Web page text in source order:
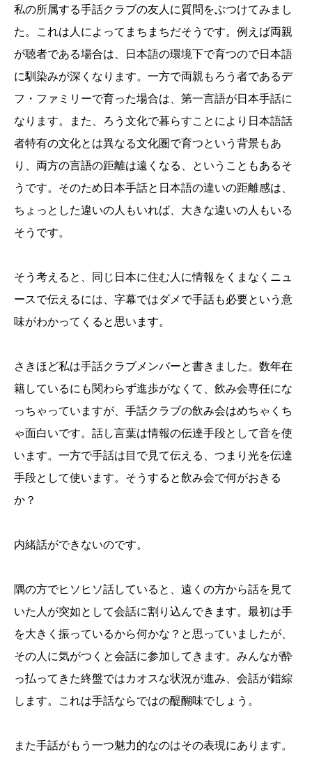
私の所属する手話クラブの友人に質問をぶつけてみまし
た。これは人によってまちまちだそうです。例えば両親
が聴者である場合は、日本語の環境下で育つので日本語
に馴染みが深くなります。一方で両親もろう者であるデ
フ・ファミリーで育った場合は、第一言語が日本手話に
なります。また、ろう文化で暮らすことにより日本語話
者特有の文化とは異なる文化圏で育つという背景もあ
り、両方の言語の距離は遠くなる、ということもあるそ
うです。そのため日本手話と日本語の違いの距離感は、
ちょっとした違いの人もいれば、大きな違いの人もいる
そうです。
そう考えると、同じ日本に住む人に情報をくまなくニュ
ースで伝えるには、字幕ではダメで手話も必要という意
味がわかってくると思います。
さきほど私は手話クラブメンバーと書きました。数年在
籍しているにも関わらず進歩がなくて、飲み会専任にな
っちゃっていますが、手話クラブの飲み会はめちゃくち
ゃ面白いです。話し言葉は情報の伝達手段として音を使
います。一方で手話は目で見て伝える、つまり光を伝達
手段として使います。そうすると飲み会で何がおきる
か？
内緒話ができないのです。
隅の方でヒソヒソ話していると、遠くの方から話を見て
いた人が突如として会話に割り込んできます。最初は手
を大きく振っているから何かな？と思っていましたが、
その人に気がつくと会話に参加してきます。みんなが酔
っ払ってきた終盤ではカオスな状況が進み、会話が錯綜
します。これは手話ならではの醍醐味でしょう。
また手話がもう一つ魅力的なのはその表現にあります。